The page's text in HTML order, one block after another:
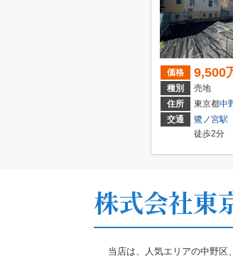
価格 9,500
種別
売地
住所
東京都中
交通
鷺ノ宮駅
徒歩2分
株式会社東
当店は、人気エリアの中野区